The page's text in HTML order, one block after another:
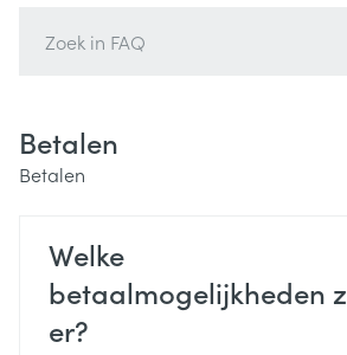
Betalen
Betalen
Welke
betaalmogelijkheden
er?